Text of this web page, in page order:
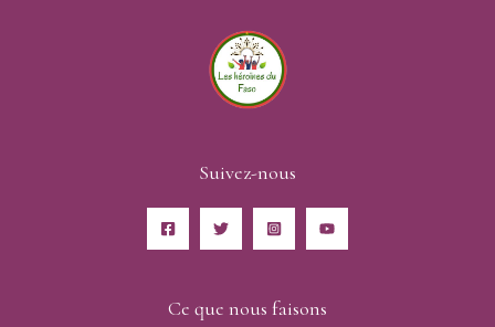
Suivez-nous
Ce que nous faisons